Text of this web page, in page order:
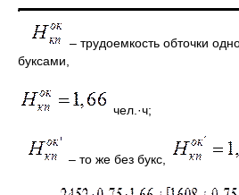
– трудоемкость обточки
буксами,
чел.·ч;
– то же без букс,